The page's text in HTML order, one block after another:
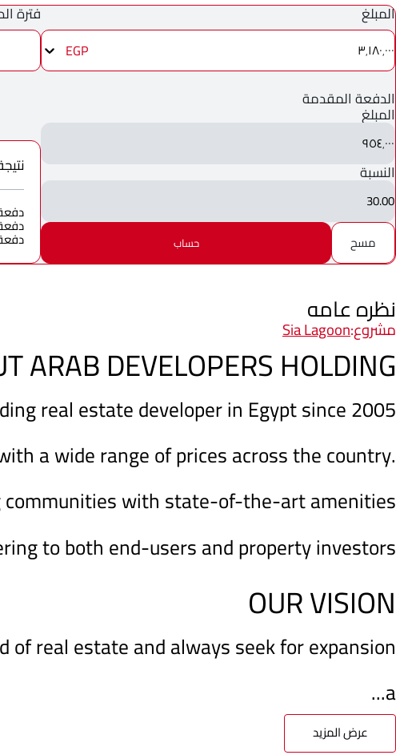
المبلغ
٣٬١٨٠٬٠٠٠ EGP
فترة
الدفعة المقدمة
المبلغ
٩٥٤٬٠٠٠
النسبة
30.00
مسح
حساب
نظره عامه
مشروع:Sia Lagoon
ARAB DEVELOPERS HOLDING
real estate developer in Egypt since 2005
a wide range of prices across the country.
communities with state-of-the-art amenities
to both end-users and property investors.
OUR VISION
real estate and always seek for expansion
a...
عرض المزيد